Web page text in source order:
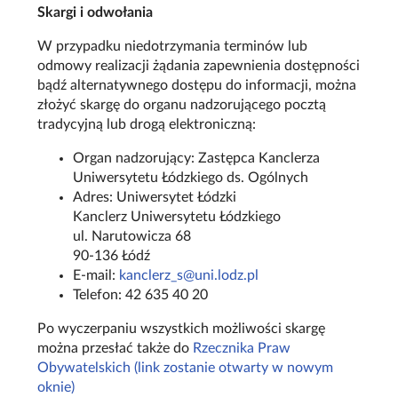
Skargi i odwołania
W przypadku niedotrzymania terminów lub
odmowy realizacji żądania zapewnienia dostępności
bądź alternatywnego dostępu do informacji, można
złożyć skargę do organu nadzorującego pocztą
tradycyjną lub drogą elektroniczną:
Organ nadzorujący: Zastępca Kanclerza
Uniwersytetu Łódzkiego ds. Ogólnych
Adres: Uniwersytet Łódzki
Kanclerz Uniwersytetu Łódzkiego
ul. Narutowicza 68
90-136 Łódź
E-mail: kanclerz_s@uni.lodz.pl
Telefon: 42 635 40 20
Po wyczerpaniu wszystkich możliwości skargę
można przesłać także do Rzecznika Praw
Obywatelskich (link zostanie otwarty w nowym
oknie)